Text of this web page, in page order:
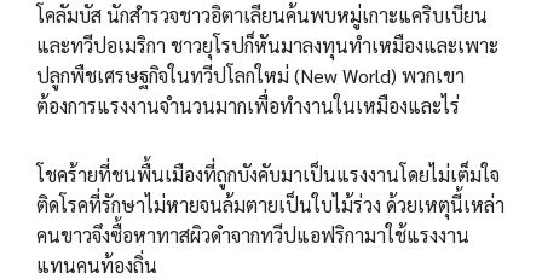
โคลัมบัส นักสำรวจชาวอิตาเลียนค้นพบหมู่เกาะแคริบเบียน
และทวีปอเมริกา ชาวยุโรปก็หันมาลงทุนทำเหมืองและเพาะ
ปลูกพืชเศรษฐกิจในทวีปโลกใหม่ (New World) พวกเขา
ต้องการแรงงานจำนวนมากเพื่อทำงานในเหมืองและไร่
โชคร้ายที่ชนพื้นเมืองที่ถูกบังคับมาเป็นแรงงานโดยไม่เต็มใจ
ติดโรคที่รักษาไม่หายจนล้มตายเป็นใบไม้ร่วง ด้วยเหตุนี้เหล่า
คนขาวจึงซื้อหาทาสผิวดำจากทวีปแอฟริกามาใช้แรงงาน
แทนคนท้องถิ่น